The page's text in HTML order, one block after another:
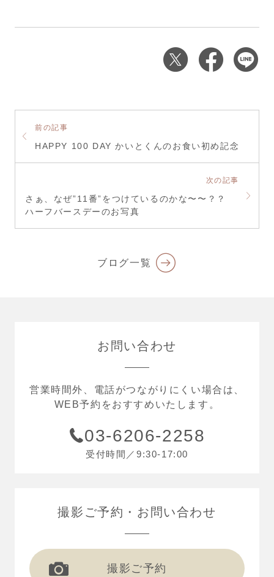
前の記事
HAPPY 100 DAY かいとくんのお食い初め記念
次の記事
さぁ、なぜ”11番”をつけているのかな〜〜？？
ハーフバースデーのお写真
ブログ一覧
お問い合わせ
営業時間外、電話がつながりにくい場合は、
WEB予約をおすすめいたします。
03-6206-2258
受付時間／9:30-17:00
撮影ご予約 お問い合わせ
撮影ご予約